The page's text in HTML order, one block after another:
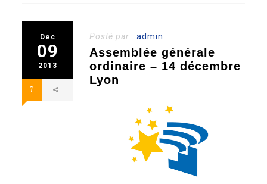
Dec
09
2013
1
Posté par :admin
Assemblée générale
ordinaire – 14 décembre
Lyon